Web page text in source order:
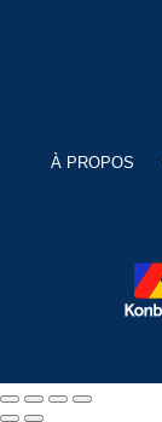
À PROPOS